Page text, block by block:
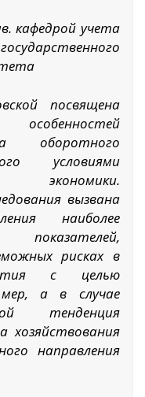
кафедрой учета
посвящена
оборотного
условиями
экономики.
вызвана
наиболее
рисках в
с целью
а в случае
тенденция
хозяйствования
направления